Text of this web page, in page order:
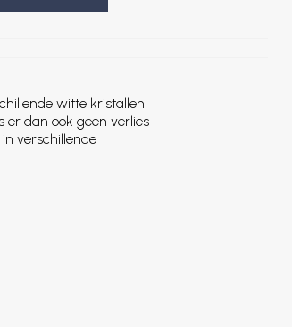
witte kristallen
er dan ook geen verlies
verschillende